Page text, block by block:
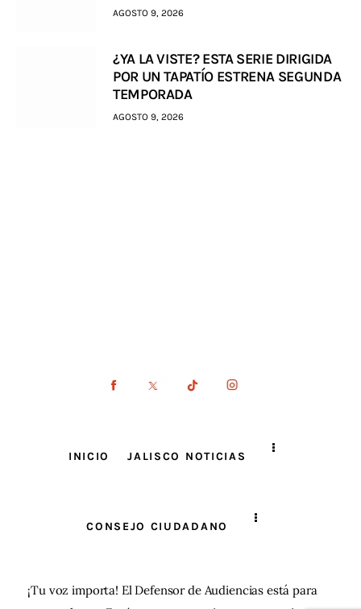
AGOSTO 9, 2026
¿YA LA VISTE? ESTA SERIE DIRIGIDA
POR UN TAPATÍO ESTRENA SEGUNDA
TEMPORADA
AGOSTO 9, 2026
INICIO JALISCO NOTICIAS
CONSEJO CIUDADANO
¡Tu voz importa! El Defensor de Audiencias está para